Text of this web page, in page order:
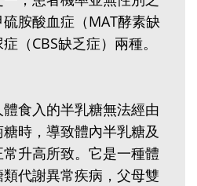
胺酸血症（MAT酵素缺
（CBS缺乏症）兩種。
食入的半乳糖無法經由
時，導致體內半乳糖及
升高所致。它是一種體
代謝異常疾病，父母雙